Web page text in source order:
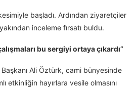
başladı. Ardından ziyaretçiler
inceleme fırsatı buldu.
bu sergiyi ortaya çıkardı”
Başkanı Ali Öztürk, cami bünyesinde
etkinliğin hayırlara vesile olmasını